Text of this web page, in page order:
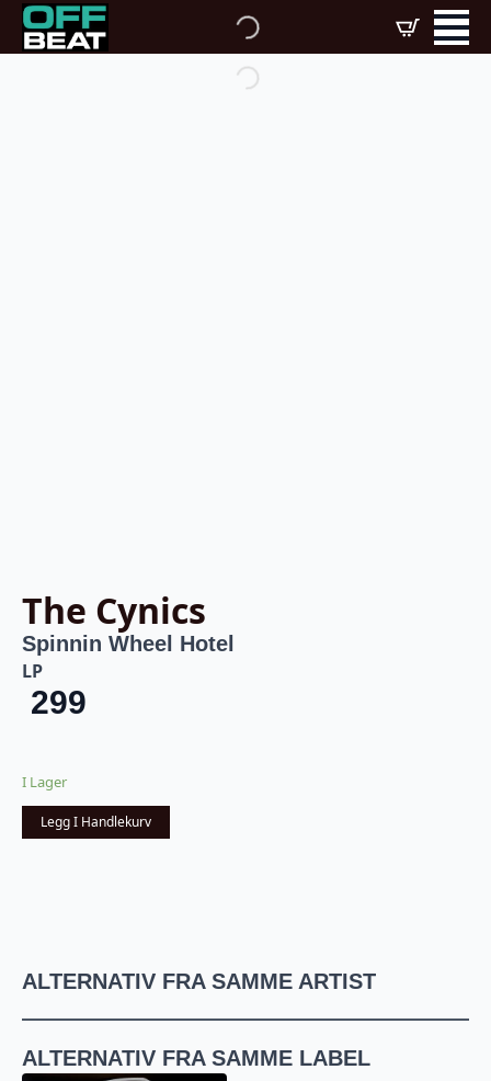
The Cynics
Spinnin Wheel Hotel
LP
299
I Lager
Legg I Handlekurv
ALTERNATIV FRA SAMME ARTIST
ALTERNATIV FRA SAMME LABEL